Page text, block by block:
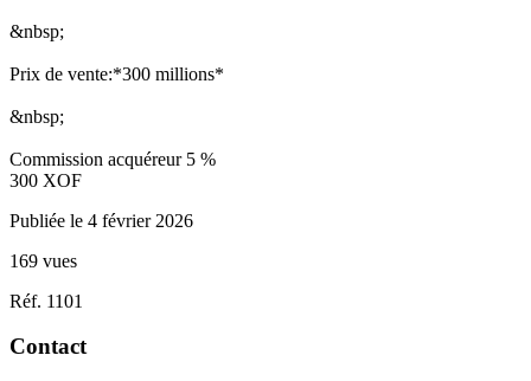
&nbsp;
Prix de vente:*300 millions*
&nbsp;
Commission acquéreur 5 %
300 XOF
Publiée le 4 février 2026
169 vues
Réf. 1101
Contact